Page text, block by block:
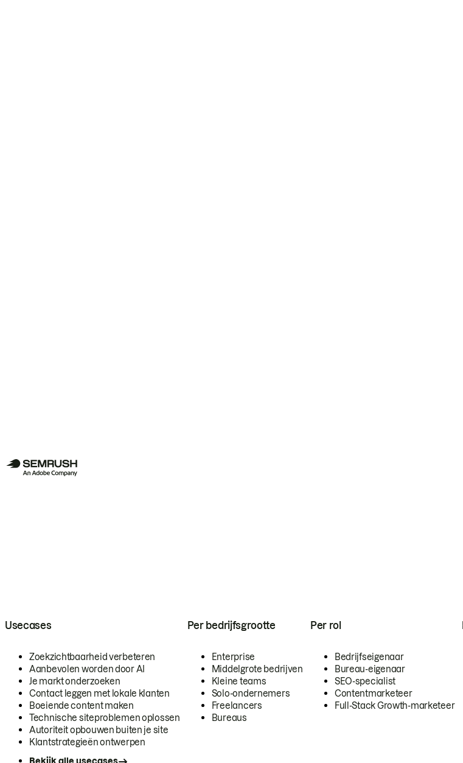
Usecases
Zoekzichtbaarheid verbeteren
Aanbevolen worden door AI
Je markt onderzoeken
Contact leggen met lokale klanten
Boeiende content maken
Technische siteproblemen oplossen
Autoriteit opbouwen buiten je site
Klantstrategieën ontwerpen
Per bedrijfsgrootte
Enterprise
Middelgrote bedrijven
Kleine teams
Solo-ondernemers
Freelancers
Bureaus
Per rol
Bedrijfseigenaar
Bureau-eigenaar
SEO-specialist
Contentmarketeer
Full-Stack Growth-marketeer